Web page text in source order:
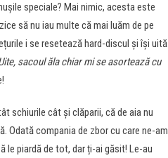
speciale? Mai nimic, acesta este
să nu iau multe că mai luăm de pe
i se resetează hard-discul și își uită
sacoul ăla chiar mi se asortează cu
schiurile cât și clăparii, că de aia nu
Odată compania de zbor cu care ne-am
le piardă de tot, dar ți-ai găsit! Le-au